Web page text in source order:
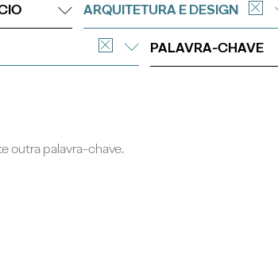
ARQUITETURA E DESIGN
outra palavra-chave.